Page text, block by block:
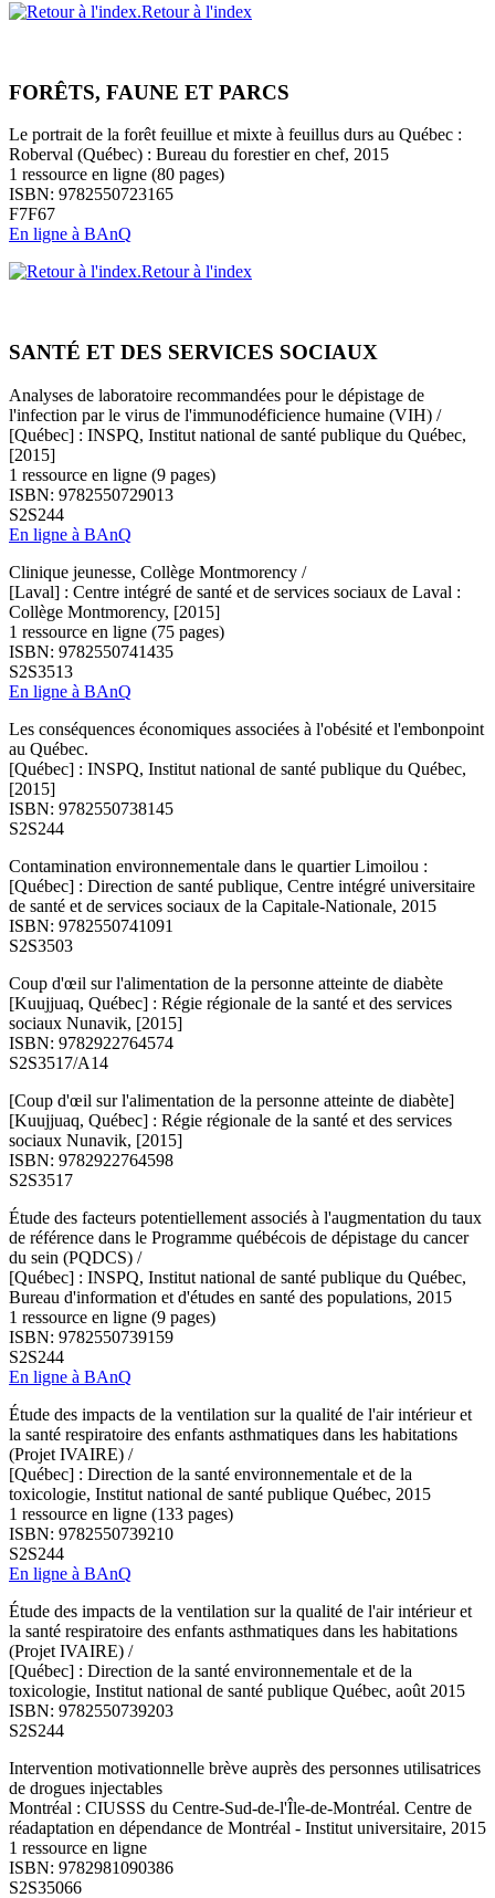
Retour à l'index
FORÊTS, FAUNE ET PARCS
Le portrait de la forêt feuillue et mixte à feuillus durs au Québec :
Roberval (Québec) : Bureau du forestier en chef, 2015
1 ressource en ligne (80 pages)
ISBN: 9782550723165
F7F67
En ligne à BAnQ
Retour à l'index
SANTÉ ET DES SERVICES SOCIAUX
Analyses de laboratoire recommandées pour le dépistage de
l'infection par le virus de l'immunodéficience humaine (VIH) /
[Québec] : INSPQ, Institut national de santé publique du Québec,
[2015]
1 ressource en ligne (9 pages)
ISBN: 9782550729013
S2S244
En ligne à BAnQ
Clinique jeunesse, Collège Montmorency /
[Laval] : Centre intégré de santé et de services sociaux de Laval :
Collège Montmorency, [2015]
1 ressource en ligne (75 pages)
ISBN: 9782550741435
S2S3513
En ligne à BAnQ
Les conséquences économiques associées à l'obésité et l'embonpoint
au Québec.
[Québec] : INSPQ, Institut national de santé publique du Québec,
[2015]
ISBN: 9782550738145
S2S244
Contamination environnementale dans le quartier Limoilou :
[Québec] : Direction de santé publique, Centre intégré universitaire
de santé et de services sociaux de la Capitale-Nationale, 2015
ISBN: 9782550741091
S2S3503
Coup d'œil sur l'alimentation de la personne atteinte de diabète
[Kuujjuaq, Québec] : Régie régionale de la santé et des services
sociaux Nunavik, [2015]
ISBN: 9782922764574
S2S3517/A14
[Coup d'œil sur l'alimentation de la personne atteinte de diabète]
[Kuujjuaq, Québec] : Régie régionale de la santé et des services
sociaux Nunavik, [2015]
ISBN: 9782922764598
S2S3517
Étude des facteurs potentiellement associés à l'augmentation du taux
de référence dans le Programme québécois de dépistage du cancer
du sein (PQDCS) /
[Québec] : INSPQ, Institut national de santé publique du Québec,
Bureau d'information et d'études en santé des populations, 2015
1 ressource en ligne (9 pages)
ISBN: 9782550739159
S2S244
En ligne à BAnQ
Étude des impacts de la ventilation sur la qualité de l'air intérieur et
la santé respiratoire des enfants asthmatiques dans les habitations
(Projet IVAIRE) /
[Québec] : Direction de la santé environnementale et de la
toxicologie, Institut national de santé publique Québec, 2015
1 ressource en ligne (133 pages)
ISBN: 9782550739210
S2S244
En ligne à BAnQ
Étude des impacts de la ventilation sur la qualité de l'air intérieur et
la santé respiratoire des enfants asthmatiques dans les habitations
(Projet IVAIRE) /
[Québec] : Direction de la santé environnementale et de la
toxicologie, Institut national de santé publique Québec, août 2015
ISBN: 9782550739203
S2S244
Intervention motivationnelle brève auprès des personnes utilisatrices
de drogues injectables
Montréal : CIUSSS du Centre-Sud-de-l'Île-de-Montréal. Centre de
réadaptation en dépendance de Montréal - Institut universitaire, 2015
1 ressource en ligne
ISBN: 9782981090386
S2S35066